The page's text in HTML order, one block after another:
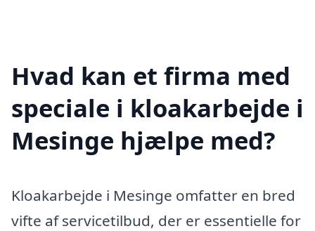
Hvad kan et firma med
speciale i kloakarbejde i
Mesinge hjælpe med?
Kloakarbejde i Mesinge omfatter en bred
vifte af servicetilbud, der er essentielle for